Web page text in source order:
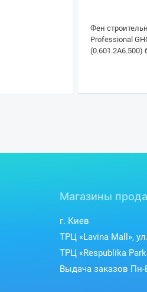
Фен
Professional
(0.601.2A6.500)
Магазины
г. Киев
ТРЦ «Lavina Mall»,
ТРЦ «Respublika
Выдача заказов Пн-